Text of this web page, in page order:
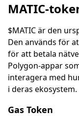
MATIC-
$MATIC är den
Den används för
för att betala
Polygon-appar
interagera med
i deras ekosystem.
Gas Token